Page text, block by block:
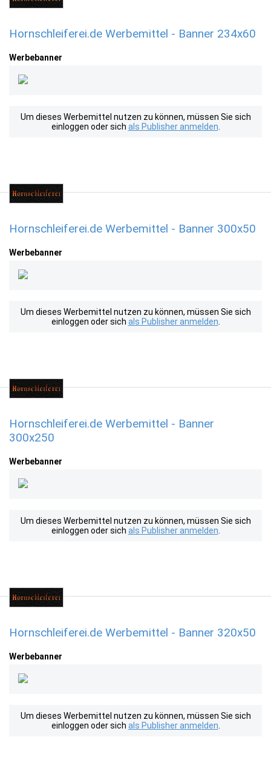
Hornschleiferei.de Werbemittel - Banner 234x60
Werbebanner
Um dieses Werbemittel nutzen zu können, müssen Sie sich
einloggen oder sich als Publisher anmelden
Hornschleiferei.de Werbemittel - Banner 300x50
Werbebanner
Um dieses Werbemittel nutzen zu können, müssen Sie sich
einloggen oder sich als Publisher anmelden
Hornschleiferei.de Werbemittel - Banner
300x250
Werbebanner
Um dieses Werbemittel nutzen zu können, müssen Sie sich
einloggen oder sich als Publisher anmelden
Hornschleiferei.de Werbemittel - Banner 320x50
Werbebanner
Um dieses Werbemittel nutzen zu können, müssen Sie sich
einloggen oder sich als Publisher anmelden